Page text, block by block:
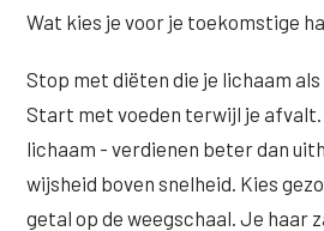
Wat kies je voor je toekomstige
Stop met diëten die je lichaam als
Start met voeden terwijl je afvalt.
lichaam - verdienen beter dan
wijsheid boven snelheid. Kies
getal op de weegschaal. Je haar